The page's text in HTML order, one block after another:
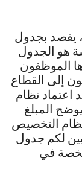
يقصد بجدول
هو الجدول
الموظفون
إلى القطاع
اعتماد نظام
المبلغ
التخصيص
لكم جدول
في